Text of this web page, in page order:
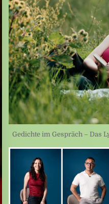
Gedichte im Gespräch – Das